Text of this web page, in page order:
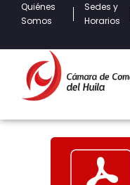
Quiénes
Somos
Sedes y
Horarios